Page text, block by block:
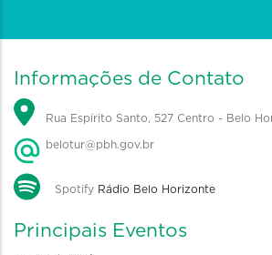
Informações de Contato
Rua Espírito Santo, 527 Centro - Belo
belotur@pbh.gov.br
Spotify Rádio Belo Horizonte
Principais Eventos